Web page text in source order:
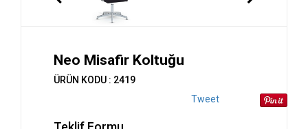
Neo Misafir Koltuğu
ÜRÜN KODU : 2419
Tweet